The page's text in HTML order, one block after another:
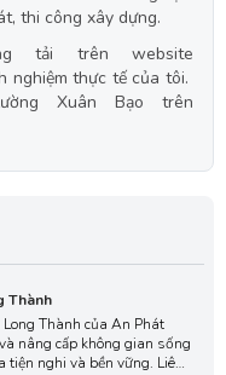
thi công xây dựng.
tải trên website
nghiệm thực tế của tôi.
Xuân Bạo trên
Thành
Thành của An Phát
nâng cấp không gian sống
tiện nghi và bền vững. Liên